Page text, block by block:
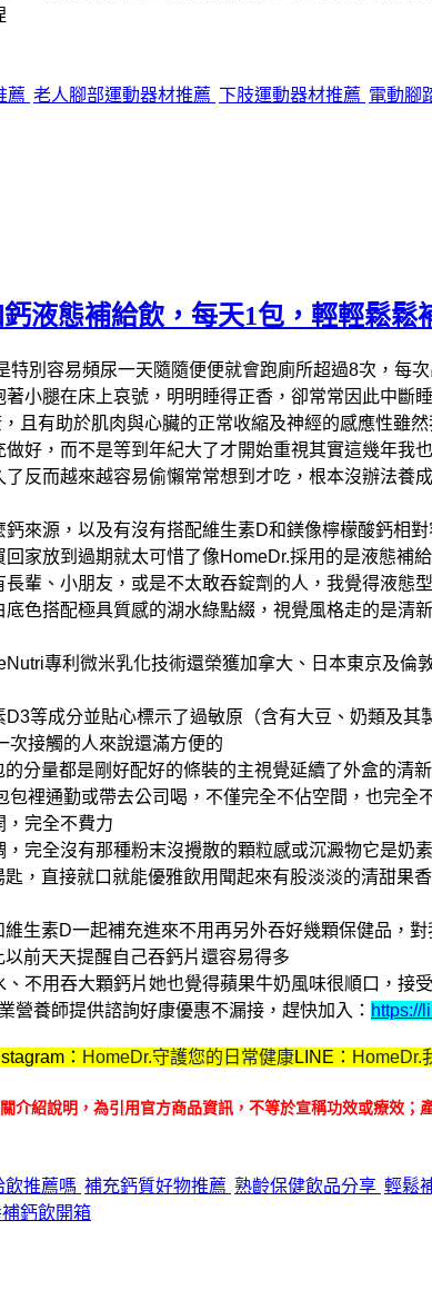
薦 老人腳部運動器材推薦 下肢運動器材推薦 電動腳
液態補給飲，每天1包，輕輕鬆鬆
特別容易頻尿一天隨隨便便就會跑廁所超過8次，每
小腿在床上哀號，明明睡得正香，卻常常因此中斷
且有助於肌肉與心臟的正常收縮及神經的感應性雖
好，而不是等到年紀大了才開始重視其實這幾年我
反而越來越容易偷懶常常想到才吃，根本沒辦法養
來源，以及有沒有搭配維生素D和鎂像檸檬酸鈣相
家放到過期就太可惜了像HomeDr.採用的是液態補
長輩、小朋友，或是不太敢吞錠劑的人，我覺得液態
底色搭配極具質感的湖水綠點綴，視覺風格走的是清
專利微米乳化技術還榮獲加拿大、日本東京及倫
D3等成分並貼心標示了過敏原（含有大豆、奶類及其
次接觸的人來說還滿方便的
的分量都是剛好配好的條裝的主視覺延續了外盒的清
包裡通勤或帶去公司喝，不僅完全不佔空間，也完全
，完全不費力
完全沒有那種粉末沒攪散的顆粒感或沉澱物它是奶
，直接就口就能優雅飲用 聞起來有股淡淡的清甜果
生素D一起補充進來不用再另外吞好幾顆保健品，
前天天提醒自己吞鈣片還容易得多
不用吞大顆鈣片她也覺得蘋果牛奶風味很順口，接
營養師提供諮詢好康優惠不漏接，趕快加入： https://
： HomeDr.守護您的日常健康LINE： HomeDr.
紹說明，為引用官方商品資訊，不等於宣稱功效或療效；
飲推薦嗎 補充鈣質好物推薦 熟齡保健飲品分享 輕鬆
鈣飲開箱